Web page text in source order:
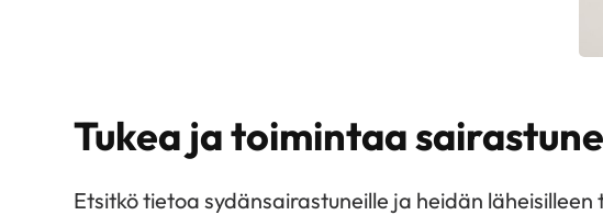
Tukea ja toimintaa
Etsitkö tietoa sydänsairastuneille ja heidän